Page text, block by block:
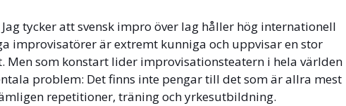
tycker att svensk impro över lag håller hög internationell
improvisatörer är extremt kunniga och uppvisar en stor
Men som konstart lider improvisationsteatern i hela världen
problem: Det finns inte pengar till det som är allra mest
repetitioner, träning och yrkesutbildning.